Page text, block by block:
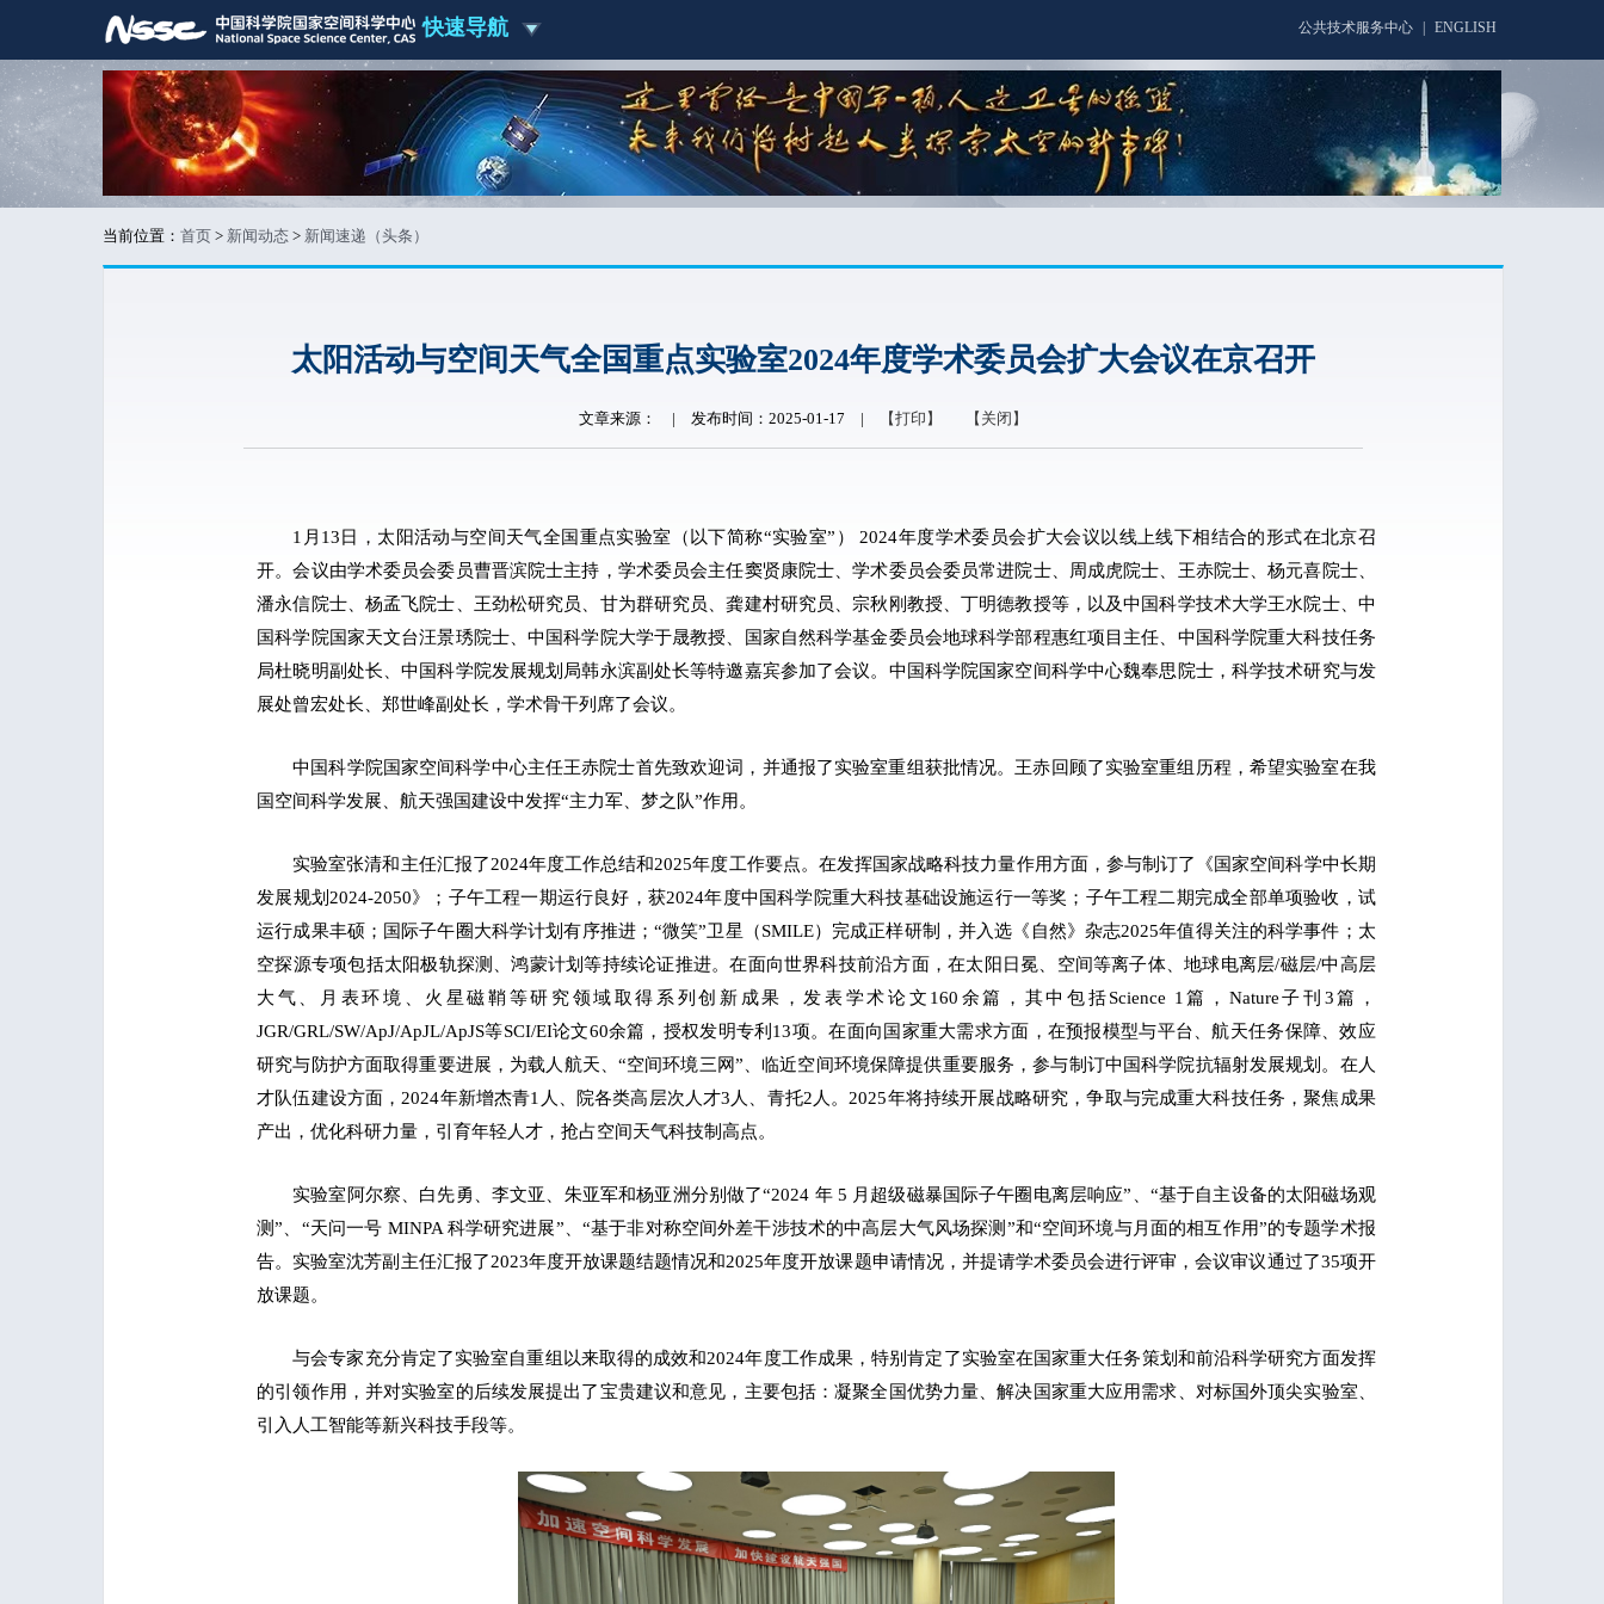
快速导航 公共技术服务中心 ENGLISH
当前位置： 首页 > 新闻动态 > 新闻速递（头条）
太阳活动与空间天气全国重点实验室2024年度学术委员会扩大会议在京召开
文章来源： | 发布时间：2025-01-17 | 【打印】 【关闭】
1月13日，太阳活动与空间天气全国重点实验室（以下简称“实验室”） 2024年度学术委员会扩大会议以线上线下相结合的形式在北京召
开。会议由学术委员会委员曹晋滨院士主持，学术委员会主任窦贤康院士、学术委员会委员常进院士、周成虎院士、王赤院士、杨元喜院士、
潘永信院士、杨孟飞院士、王劲松研究员、甘为群研究员、龚建村研究员、宗秋刚教授、丁明德教授等，以及中国科学技术大学王水院士、中
国科学院国家天文台汪景琇院士、中国科学院大学于晟教授、国家自然科学基金委员会地球科学部程惠红项目主任、中国科学院重大科技任务
局杜晓明副处长、中国科学院发展规划局韩永滨副处长等特邀嘉宾参加了会议。中国科学院国家空间科学中心魏奉思院士，科学技术研究与发
展处曾宏处长、郑世峰副处长，学术骨干列席了会议。
中国科学院国家空间科学中心主任王赤院士首先致欢迎词，并通报了实验室重组获批情况。王赤回顾了实验室重组历程，希望实验室在我
国空间科学发展、航天强国建设中发挥“主力军、梦之队”作用。
实验室张清和主任汇报了2024年度工作总结和2025年度工作要点。在发挥国家战略科技力量作用方面，参与制订了《国家空间科学中长期
发展规划2024-2050》；子午工程一期运行良好，获2024年度中国科学院重大科技基础设施运行一等奖；子午工程二期完成全部单项验收，试
运行成果丰硕；国际子午圈大科学计划有序推进；“微笑”卫星（SMILE）完成正样研制，并入选《自然》杂志2025年值得关注的科学事件；太
空探源专项包括太阳极轨探测、鸿蒙计划等持续论证推进。在面向世界科技前沿方面，在太阳日冕、空间等离子体、地球电离层/磁层/中高层
大气、月表环境、火星磁鞘等研究领域取得系列创新成果，发表学术论文160余篇，其中包括Science 1篇，Nature子刊3篇，
JGR/GRL/SW/ApJ/ApJL/ApJS等SCI/EI论文60余篇，授权发明专利13项。在面向国家重大需求方面，在预报模型与平台、航天任务保障、效应
研究与防护方面取得重要进展，为载人航天、“空间环境三网”、临近空间环境保障提供重要服务，参与制订中国科学院抗辐射发展规划。在人
才队伍建设方面，2024年新增杰青1人、院各类高层次人才3人、青托2人。2025年将持续开展战略研究，争取与完成重大科技任务，聚焦成果
产出，优化科研力量，引育年轻人才，抢占空间天气科技制高点。
实验室阿尔察、白先勇、李文亚、朱亚军和杨亚洲分别做了“2024 年 5 月超级磁暴国际子午圈电离层响应”、“基于自主设备的太阳磁场观
测”、“天问一号 MINPA 科学研究进展”、“基于非对称空间外差干涉技术的中高层大气风场探测”和“空间环境与月面的相互作用”的专题学术报
告。实验室沈芳副主任汇报了2023年度开放课题结题情况和2025年度开放课题申请情况，并提请学术委员会进行评审，会议审议通过了35项开
放课题。
与会专家充分肯定了实验室自重组以来取得的成效和2024年度工作成果，特别肯定了实验室在国家重大任务策划和前沿科学研究方面发挥
的引领作用，并对实验室的后续发展提出了宝贵建议和意见，主要包括：凝聚全国优势力量、解决国家重大应用需求、对标国外顶尖实验室、
引入人工智能等新兴科技手段等。